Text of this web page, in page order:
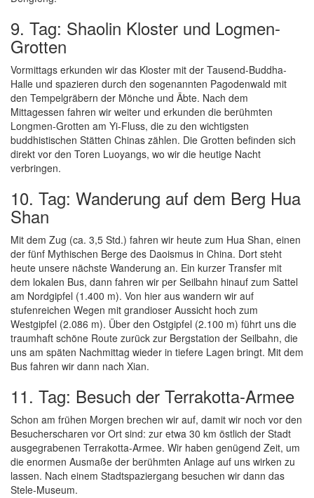
9. Tag: Shaolin Kloster und Logmen-
Grotten
Vormittags erkunden wir das Kloster mit der Tausend-Buddha-
Halle und spazieren durch den sogenannten Pagodenwald mit
den Tempelgräbern der Mönche und Äbte. Nach dem
Mittagessen fahren wir weiter und erkunden die berühmten
Longmen-Grotten am Yi-Fluss, die zu den wichtigsten
buddhistischen Stätten Chinas zählen. Die Grotten befinden sich
direkt vor den Toren Luoyangs, wo wir die heutige Nacht
verbringen.
10. Tag: Wanderung auf dem Berg Hua
Shan
Mit dem Zug (ca. 3,5 Std.) fahren wir heute zum Hua Shan, einen
der fünf Mythischen Berge des Daoismus in China. Dort steht
heute unsere nächste Wanderung an. Ein kurzer Transfer mit
dem lokalen Bus, dann fahren wir per Seilbahn hinauf zum Sattel
am Nordgipfel (1.400 m). Von hier aus wandern wir auf
stufenreichen Wegen mit grandioser Aussicht hoch zum
Westgipfel (2.086 m). Über den Ostgipfel (2.100 m) führt uns die
traumhaft schöne Route zurück zur Bergstation der Seilbahn, die
uns am späten Nachmittag wieder in tiefere Lagen bringt. Mit dem
Bus fahren wir dann nach Xian.
11. Tag: Besuch der Terrakotta-Armee
Schon am frühen Morgen brechen wir auf, damit wir noch vor den
Besucherscharen vor Ort sind: zur etwa 30 km östlich der Stadt
ausgegrabenen Terrakotta-Armee. Wir haben genügend Zeit, um
die enormen Ausmaße der berühmten Anlage auf uns wirken zu
lassen. Nach einem Stadtspaziergang besuchen wir dann das
Stele-Museum.